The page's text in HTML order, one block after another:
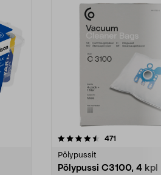
471
Pölypussit
Pölypussi C3100, 4 kpl
4.5viidestä